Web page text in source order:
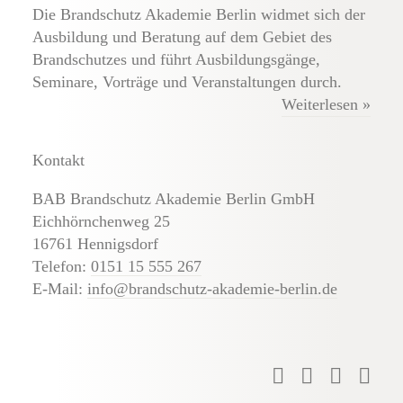
Die Brandschutz Akademie Berlin widmet sich der
Ausbildung und Beratung auf dem Gebiet des
Brandschutzes und führt Ausbildungsgänge,
Seminare, Vorträge und Veranstaltungen durch.
Weiterlesen »
Kontakt
BAB Brandschutz Akademie Berlin GmbH
Eichhörnchenweg 25
16761 Hennigsdorf
Telefon: 0151 15 555 267
E-Mail: info@brandschutz-akademie-berlin.de